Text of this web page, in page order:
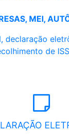
MEI,
declaração
de